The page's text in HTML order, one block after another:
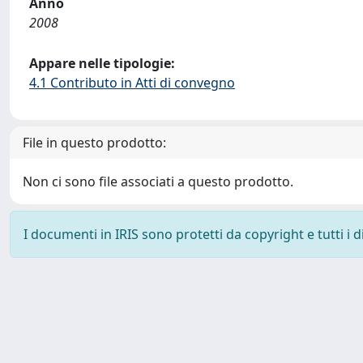
2008
Appare nelle tipologie:
4.1 Contributo in Atti di convegno
File in questo prodotto:
Non ci sono file associati a questo prodotto.
I documenti in IRIS sono protetti da copyright e tutti i